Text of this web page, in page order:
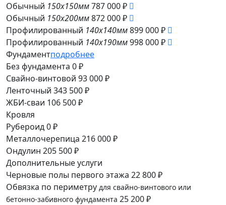
Обычный 150x150мм787 000 ₽
Обычный 150x200мм872 000 ₽
Профилированный 140x140мм899 000 ₽
Профилированный 140x190мм998 000 ₽
Фундаментподробнее
Без фундамента 0 ₽
Свайно-винтовой 93 000 ₽
Ленточный 343 500 ₽
ЖБИ-сваи 106 500 ₽
Кровля
Рубероид0 ₽
Металлочерепица 216 000 ₽
Ондулин 205 500 ₽
Дополнительные услуги
Черновые полы первого этажа 22 800 ₽
Обвязка по периметру для свайно-винтового или
бетонно-забивного фундамента 25 200 ₽